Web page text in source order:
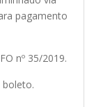
pagamento
nº 35/2019.
boleto.